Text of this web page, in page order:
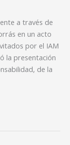
a través de
en un acto
por el IAM
la presentación
de la